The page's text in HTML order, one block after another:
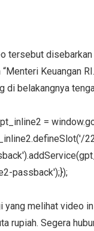
tersebut disebarkan
“Menteri Keuangan
di belakangnya
=
passback');});
yang melihat video
rupiah. Segera